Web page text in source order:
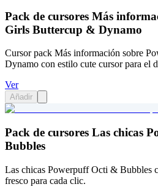
Pack de cursores Más
Girls Buttercup & Dynamo
Cursor pack Más información sobre
Dynamo con estilo cute cursor para el
Ver
Añadir
Pack de cursores Las chicas
Bubbles
Las chicas Powerpuff Octi & Bubbles
fresco para cada clic.